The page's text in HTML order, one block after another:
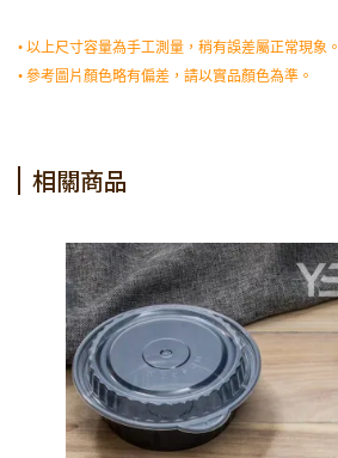
• 以上尺寸容量為手工測量，稍有誤差屬正常現象。
• 參考圖片顏色略有偏差，請以實品顏色為準。
相關商品